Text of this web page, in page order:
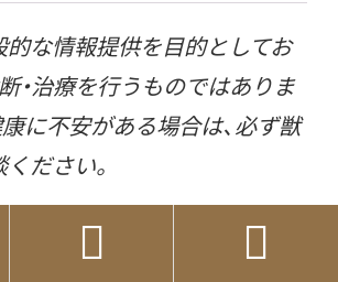
な情報提供を目的としてお
・治療を行うものではありま
に不安がある場合は、必ず獣
ださい。
 